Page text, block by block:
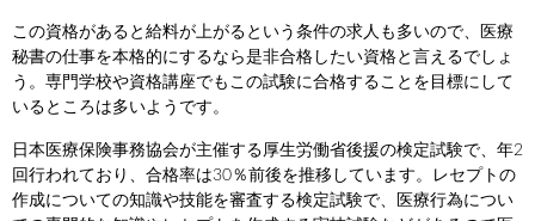
この資格があると給料が上がるという条件の求人も多いので、医療
秘書の仕事を本格的にするなら是非合格したい資格と言えるでしょ
う。専門学校や資格講座でもこの試験に合格することを目標にして
いるところは多いようです。
日本医療保険事務協会が主催する厚生労働省後援の検定試験で、年2
回行われており、合格率は30％前後を推移しています。レセプトの
作成についての知識や技能を審査する検定試験で、医療行為につい